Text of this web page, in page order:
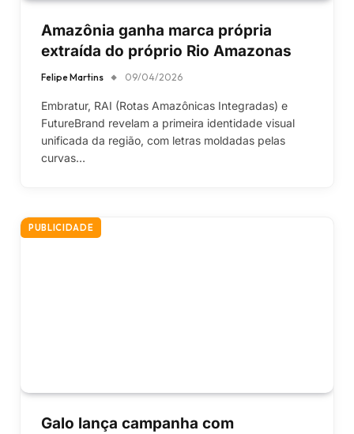
Amazônia ganha marca própria
extraída do próprio Rio Amazonas
Felipe Martins 09/04/2026
Embratur, RAI (Rotas Amazônicas Integradas) e
FutureBrand revelam a primeira identidade visual
unificada da região, com letras moldadas pelas
curvas…
PUBLICIDADE
Galo lança campanha com